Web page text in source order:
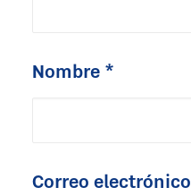
Nombre *
Correo electrónico